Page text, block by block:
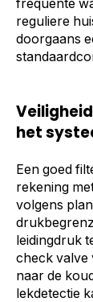
frequente
reguliere
doorgaans
het
Een goed
rekening
volgens
leidingdruk
check valve
naar de
lekdetectie